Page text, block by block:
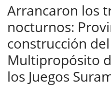
Arrancaron los
nocturnos:
construcción
Multipropósito
los Juegos